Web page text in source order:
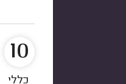
10
כללי